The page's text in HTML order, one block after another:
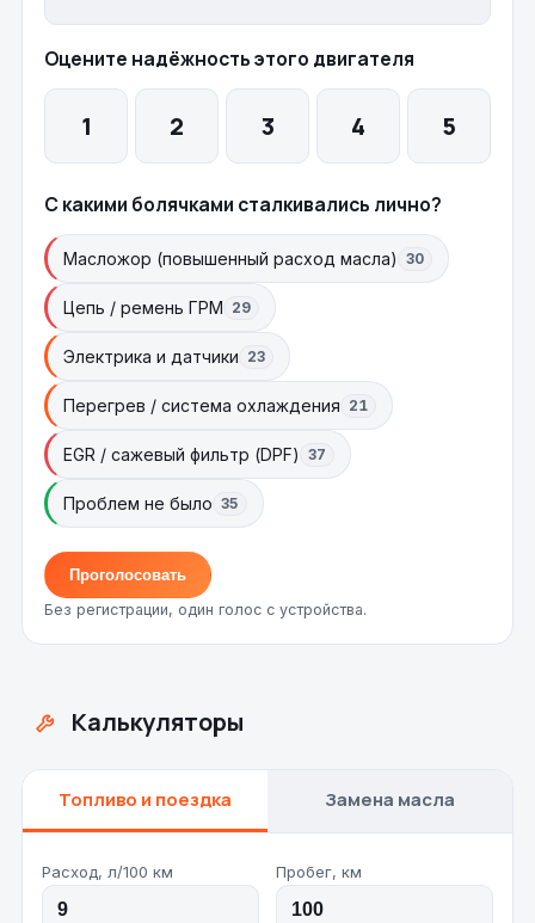
Оцените надёжность этого двигателя
1 2 3 4 5
С какими болячками сталкивались лично?
Масложор (повышенный расход масла) 30
Цепь / ремень ГРМ 29
Электрика и датчики 23
Перегрев / система охлаждения 21
EGR / сажевый фильтр (DPF) 37
Проблем не было 35
Проголосовать
Без регистрации, один голос с устройства.
Калькуляторы
Топливо и поездка Замена масла
Расход, л/100 км Пробег, км